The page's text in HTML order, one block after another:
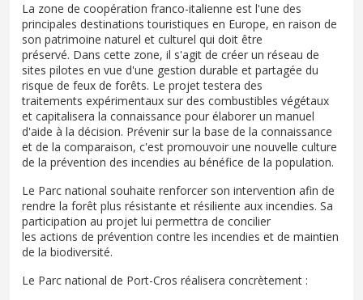
La zone de coopération franco-italienne est l'une des
principales destinations touristiques en Europe, en raison de
son patrimoine naturel et culturel qui doit être
préservé. Dans cette zone, il s'agit de créer un réseau de
sites pilotes en vue d'une gestion durable et partagée du
risque de feux de forêts. Le projet testera des
traitements expérimentaux sur des combustibles végétaux
et capitalisera la connaissance pour élaborer un manuel
d'aide à la décision. Prévenir sur la base de la connaissance
et de la comparaison, c'est promouvoir une nouvelle culture
de la prévention des incendies au bénéfice de la population.
Le Parc national souhaite renforcer son intervention afin de
rendre la forêt plus résistante et résiliente aux incendies. Sa
participation au projet lui permettra de concilier
les actions de prévention contre les incendies et de maintien
de la biodiversité.
Le Parc national de Port-Cros réalisera concrètement :